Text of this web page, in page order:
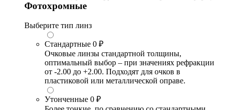
Фотохромные
Выберите тип линз
Стандартные 0 ₽
Очковые линзы стандартной толщины,
оптимальный выбор – при значениях рефракции
от -2.00 до +2.00. Подходят для очков в
пластиковой или металлической оправе.
Утонченные 0 ₽